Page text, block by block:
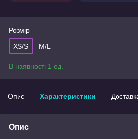
Розмір
XS/S M/L
В наявності 1 од.
Опис Характеристики
Опис